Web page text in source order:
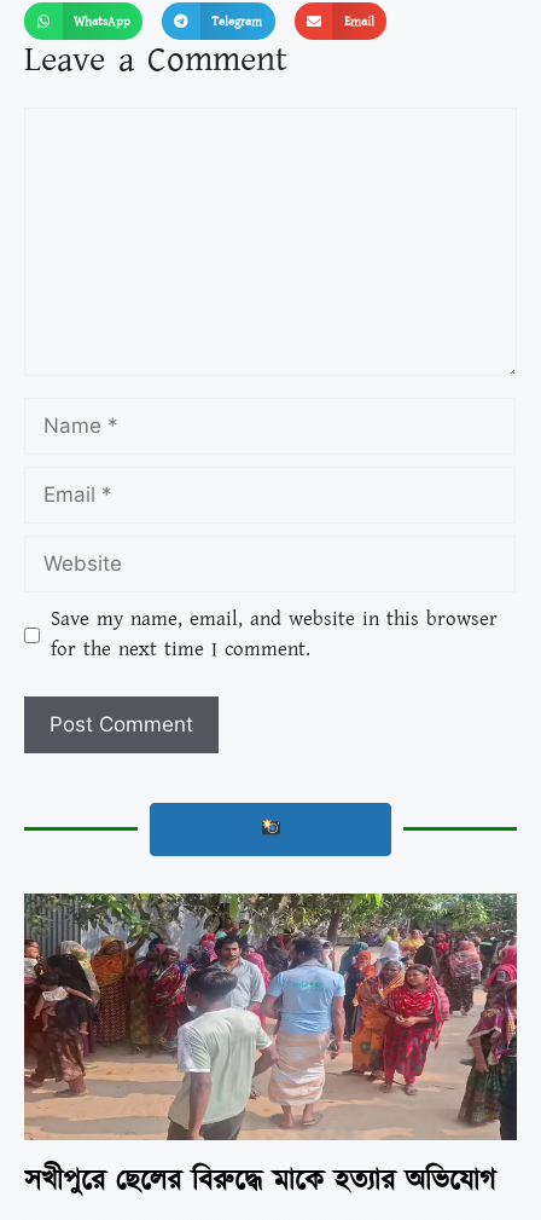
WhatsApp Telegram Email
Leave a Comment
Save my name, email, and website in this browser
for the next time I comment.
সখীপুরে ছেলের বিরুদ্ধে মাকে হত্যার অভিযোগ